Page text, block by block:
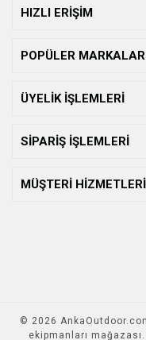
HIZLI ERİŞİM
POPÜLER MARKALAR
ÜYELİK İŞLEMLERİ
SİPARİŞ İŞLEMLERİ
MÜŞTERİ HİZMETLERİ
© 2026
ekipmanları